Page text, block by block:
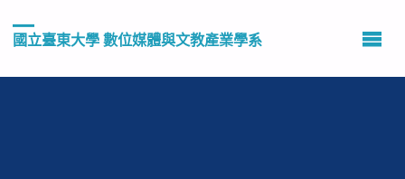
國立臺東大學 數位媒體與文教產業學系